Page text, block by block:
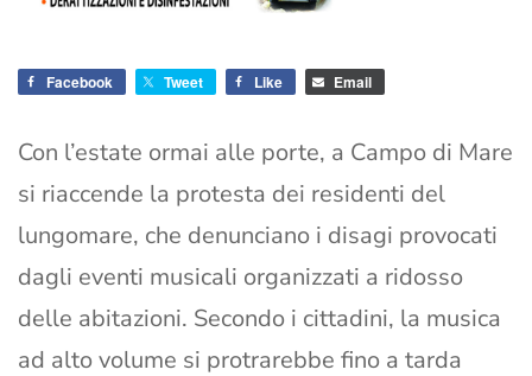
Facebook Tweet Like Email
Con l’estate ormai alle porte, a Campo di Mare
si riaccende la protesta dei residenti del
lungomare, che denunciano i disagi provocati
dagli eventi musicali organizzati a ridosso
delle abitazioni. Secondo i cittadini, la musica
ad alto volume si protrarebbe fino a tarda